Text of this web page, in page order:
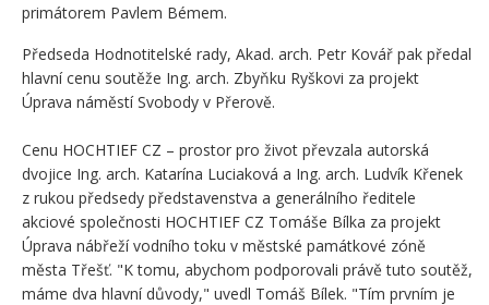
primátorem Pavlem Bémem.
Předseda Hodnotitelské rady, Akad. arch. Petr Kovář pak předal
hlavní cenu soutěže Ing. arch. Zbyňku Ryškovi za projekt
Úprava náměstí Svobody v Přerově.
Cenu HOCHTIEF CZ – prostor pro život převzala autorská
dvojice Ing. arch. Katarína Luciaková a Ing. arch. Ludvík Křenek
z rukou předsedy představenstva a generálního ředitele
akciové společnosti HOCHTIEF CZ Tomáše Bílka za projekt
Úprava nábřeží vodního toku v městské památkové zóně
města Třešť. "K tomu, abychom podporovali právě tuto soutěž,
máme dva hlavní důvody," uvedl Tomáš Bílek. "Tím prvním je